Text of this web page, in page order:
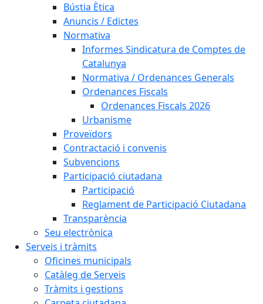
Bústia Ètica
Anuncis / Edictes
Normativa
Informes Sindicatura de Comptes de
Catalunya
Normativa / Ordenances Generals
Ordenances Fiscals
Ordenances Fiscals 2026
Urbanisme
Proveïdors
Contractació i convenis
Subvencions
Participació ciutadana
Participació
Reglament de Participació Ciutadana
Transparència
Seu electrònica
Serveis i tràmits
Oficines municipals
Catàleg de Serveis
Tràmits i gestions